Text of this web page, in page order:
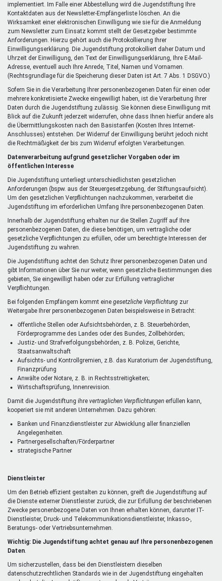
implementiert. Im Falle einer Abbestellung wird die Jugendstiftung Ihre
Kontaktdaten aus der Newsletter-Empfängerliste löschen. An die
Wirksamkeit einer elektronischen Einwilligung wie sie für die Anmeldung
zum Newsletter zum Einsatz kommt stellt der Gesetzgeber bestimmte
Anforderungen. Hierzu gehört auch die Protokollierung Ihrer
Einwilligungserklärung. Die Jugendstiftung protokolliert daher Datum und
Uhrzeit der Einwilligung, den Text der Einwilligungserklärung, Ihre E-Mail-
Adresse, eventuell auch Ihre Anrede, Titel, Namen und Vornamen.
(Rechtsgrundlage für die Speicherung dieser Daten ist Art. 7 Abs. 1 DSGVO.)
Sofern Sie in die Verarbeitung Ihrer personenbezogenen Daten für einen oder
mehrere konkretisierte Zwecke eingewilligt haben, ist die Verarbeitung Ihrer
Daten durch die Jugendstiftung zulässig. Sie können diese Einwilligung mit
Blick auf die Zukunft jederzeit widerrufen, ohne dass Ihnen hierfür andere als
die Übermittlungskosten nach den Basistarifen (Kosten Ihres Internet-
Anschlusses) entstehen. Der Widerruf der Einwilligung berührt jedoch nicht
die Rechtmäßigkeit der bis zum Widerruf erfolgten Verarbeitungen.
Datenverarbeitung aufgrund gesetzlicher Vorgaben oder im
öffentlichen Interesse
Die Jugendstiftung unterliegt unterschiedlichsten gesetzlichen
Anforderungen (bspw. aus der Steuergesetzgebung, der Stiftungsaufsicht).
Um den gesetzlichen Verpflichtungen nachzukommen, verarbeitet die
Jugendstiftung im erforderlichen Umfang Ihre personenbezogenen Daten.
Innerhalb der Jugendstiftung erhalten nur die Stellen Zugriff auf Ihre
personenbezogenen Daten, die diese benötigen, um vertragliche oder
gesetzliche Verpflichtungen zu erfüllen, oder um berechtigte Interessen der
Jugendstiftung zu wahren.
Die Jugendstiftung achtet den Schutz Ihrer personenbezogenen Daten und
gibt Informationen über Sie nur weiter, wenn gesetzliche Bestimmungen dies
gebieten, Sie eingewilligt haben oder zur Erfüllung vertraglicher
Verpflichtungen.
Bei folgenden Empfängern kommt eine gesetzliche Verpflichtung zur
Weitergabe Ihrer personenbezogenen Daten beispielsweise in Betracht:
öffentliche Stellen oder Aufsichtsbehörden, z. B. Steuerbehörden,
Förderprogramme des Landes oder des Bundes, Zollbehörden;
Justiz- und Strafverfolgungsbehörden, z. B. Polizei, Gerichte,
Staatsanwaltschaft
Aufsichts- und Kontrollgremien, z.B. das Kuratorium der Jugendstiftung,
Finanzprüfung
Anwälte oder Notare, z. B. in Rechtsstreitigkeiten;
Wirtschaftsprüfung, Innenrevision.
Damit die Jugendstiftung ihre vertraglichen Verpflichtungen erfüllen kann,
kooperiert sie mit anderen Unternehmen. Dazu gehören:
Banken und Finanzdienstleister zur Abwicklung aller finanziellen
Angelegenheiten.
Partnergesellschaften/Förderpartner
strategische Partner
Dienstleister
Um den Betrieb effizient gestalten zu können, greift die Jugendstiftung auf
die Dienste externer Dienstleister zurück, die zur Erfüllung der beschriebenen
Zwecke personenbezogene Daten von Ihnen erhalten können, darunter IT-
Dienstleister, Druck- und Telekommunikationsdienstleister, Inkasso-,
Beratungs- oder Vertriebsunternehmen.
Wichtig: Die Jugendstiftung achtet genau auf Ihre personenbezogenen
Daten
Um sicherzustellen, dass bei den Dienstleistern dieselben
datenschutzrechtlichen Standards wie in der Jugendstiftung eingehalten